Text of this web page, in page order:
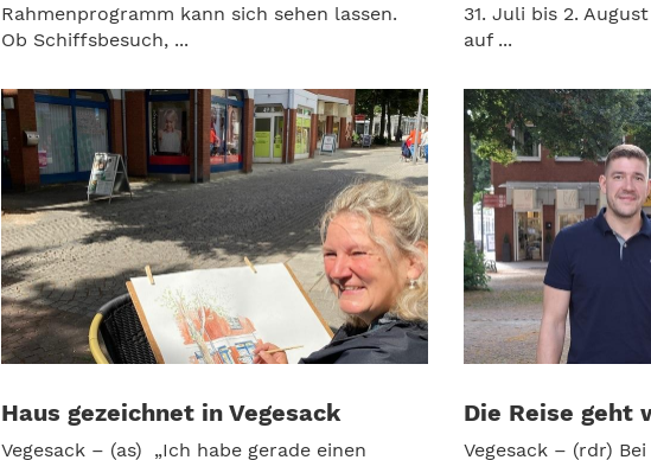
Rahmenprogramm kann sich sehen lassen.
Ob Schiffsbesuch, ...
31. Juli bis 2.
auf ...
Haus gezeichnet in Vegesack
Vegesack – (as) „Ich habe gerade einen
Die Reise geht
Vegesack – (rdr)